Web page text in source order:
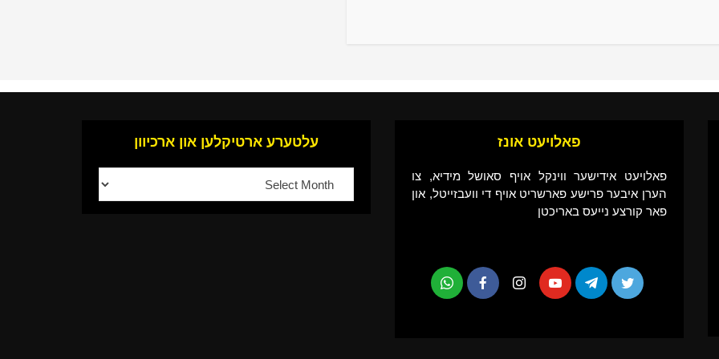
עלטערע ארטיקלען און ארכיוון פאלויעט אונז
פאלויעט אידישער ווינקל אויף סאושל מידיא, צו
הערן איבער פרישע פארשריט אויף די וועבזייטל, און
פאר קורצע נייעס באריכטן